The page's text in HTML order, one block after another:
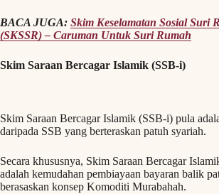
BACA JUGA: Skim Keselamatan Sosial Suri
(SKSSR) – Caruman Untuk Suri Rumah
Skim Saraan Bercagar Islamik (SSB-i)
Skim Saraan Bercagar Islamik (SSB-i) pula
daripada SSB yang berteraskan patuh syariah.
Secara khususnya, Skim Saraan Bercagar
adalah kemudahan pembiayaan bayaran balik
berasaskan konsep Komoditi Murabahah.